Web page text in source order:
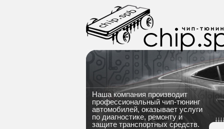
Наша компания производит
профессиональный чип-тюнинг
автомобилей, оказывает услуги
по диагностике, ремонту и
защите транспортных средств.